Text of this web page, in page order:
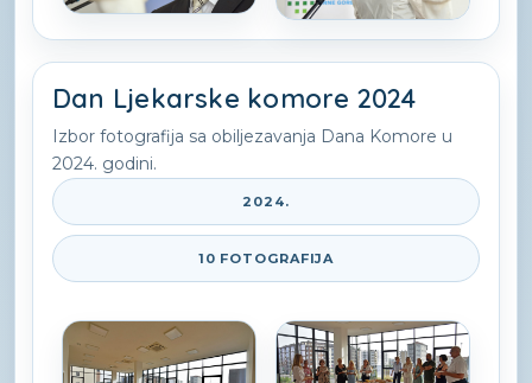
Dan Ljekarske komore 2024
Izbor fotografija sa obiljezavanja Dana Komore u
2024. godini.
2024.
10 FOTOGRAFIJA